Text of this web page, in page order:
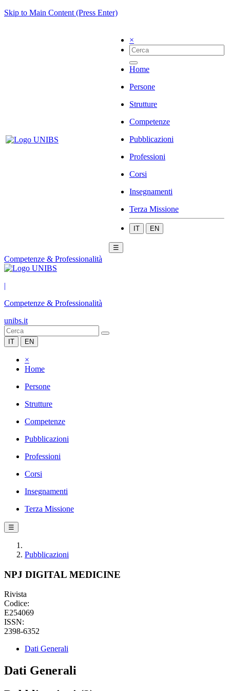
Skip to Main Content (Press Enter)
×
Home
Persone
Strutture
Competenze
Pubblicazioni
Professioni
Corsi
Insegnamenti
Terza Missione
IT EN
☰
Competenze & Professionalità
|
Competenze & Professionalità
unibs.it
IT EN
×
Home
Persone
Strutture
Competenze
Pubblicazioni
Professioni
Corsi
Insegnamenti
Terza Missione
☰
Pubblicazioni
NPJ DIGITAL MEDICINE
Rivista
Codice:
E254069
ISSN:
2398-6352
Dati Generali
Dati Generali